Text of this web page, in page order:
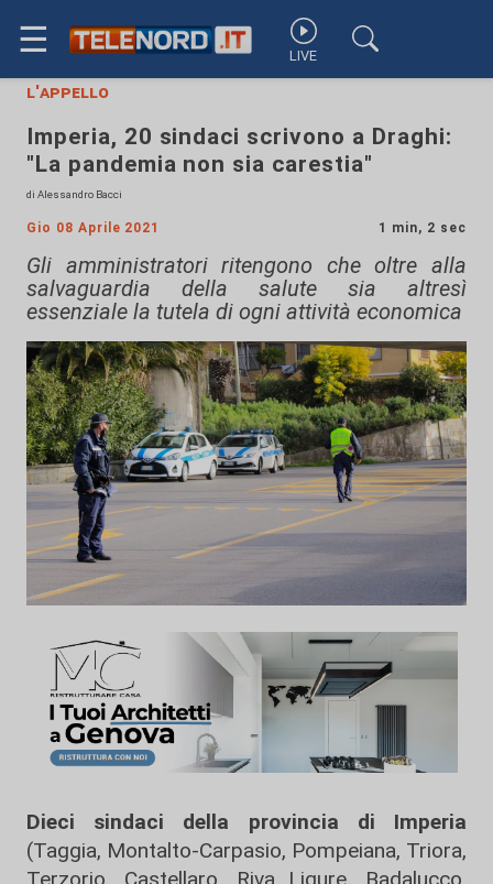
☰ LIVE
l'appello
Imperia, 20 sindaci scrivono a Draghi:
"La pandemia non sia carestia"
di Alessandro Bacci
Gio 08 Aprile 2021 1 min, 2 sec
Gli amministratori ritengono che oltre alla
salvaguardia della salute sia altresì
essenziale la tutela di ogni attività economica
Dieci sindaci della provincia di Imperia
(Taggia, Montalto-Carpasio, Pompeiana, Triora,